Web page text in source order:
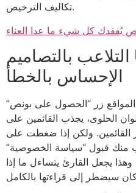
تكاليف الترخيص.
يُفقدك كل شيء ما عدا العناء
التلاعب بالتصاميم UI لتقليل
الإحساس بالخطأ
زر “الحصول على بونص”
الحلوى، يجذب القائمين على
القائمين. ولكن إذا ضغطت على
منك قبول “سياسة الخصوصية”
طولها 7,342 كلمة، وهذا يجعل القارئ يتساءل ما إذا